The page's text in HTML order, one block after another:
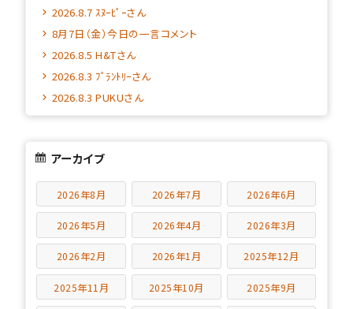
2026.8.7 ｽﾇｰﾋﾟｰさん
8月7日（金）今日の一言コメント
2026.8.5 H&Tさん
2026.8.3 ﾌﾟﾗﾝﾄﾘｰさん
2026.8.3 PUKUさん
アーカイブ
2026年8月 2026年7月 2026年6月
2026年5月 2026年4月 2026年3月
2026年2月 2026年1月 2025年12月
2025年11月 2025年10月 2025年9月